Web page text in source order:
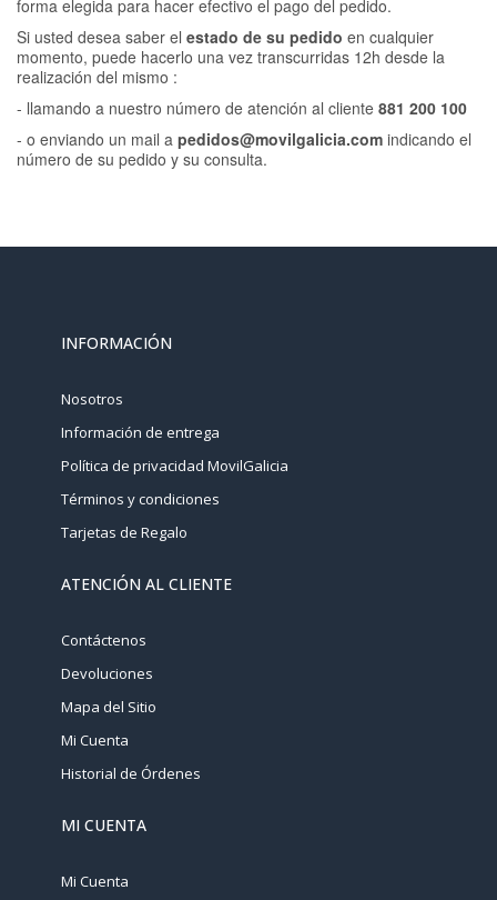
forma elegida para hacer efectivo el pago del pedido.
Si usted desea saber el estado de su pedido en cualquier
momento, puede hacerlo una vez transcurridas 12h desde la
realización del mismo :
- llamando a nuestro número de atención al cliente 881 200 100
- o enviando un mail a pedidos@movilgalicia.com indicando el
número de su pedido y su consulta.
INFORMACIÓN
Nosotros
Información de entrega
Política de privacidad MovilGalicia
Términos y condiciones
Tarjetas de Regalo
ATENCIÓN AL CLIENTE
Contáctenos
Devoluciones
Mapa del Sitio
Mi Cuenta
Historial de Órdenes
MI CUENTA
Mi Cuenta